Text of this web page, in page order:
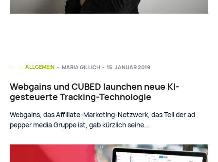
ALLGEMEIN
Webgains und CUBED launchen neue KI-
gesteuerte Tracking-Technologie
MARIA GILLICH - 15. JANUAR 2019
Webgains, das Affiliate-Marketing-Netzwerk, das Teil der ad
pepper media Gruppe ist, gab kürzlich seine...